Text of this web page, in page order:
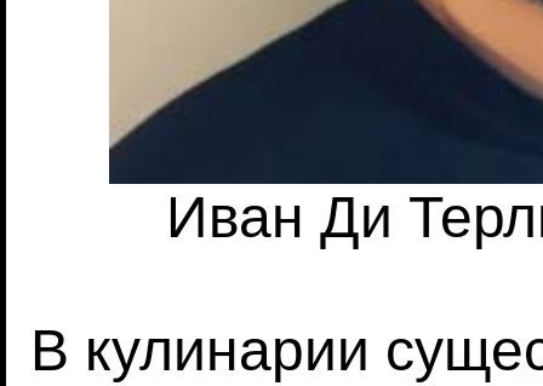
Иван Ди
В кулинарии